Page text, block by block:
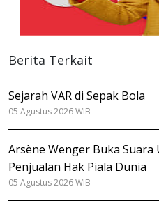
Berita Terkait
Sejarah VAR di Sepak Bola
05 Agustus 2026 WIB
Arsène Wenger Buka Suara
Penjualan Hak Piala Dunia
05 Agustus 2026 WIB